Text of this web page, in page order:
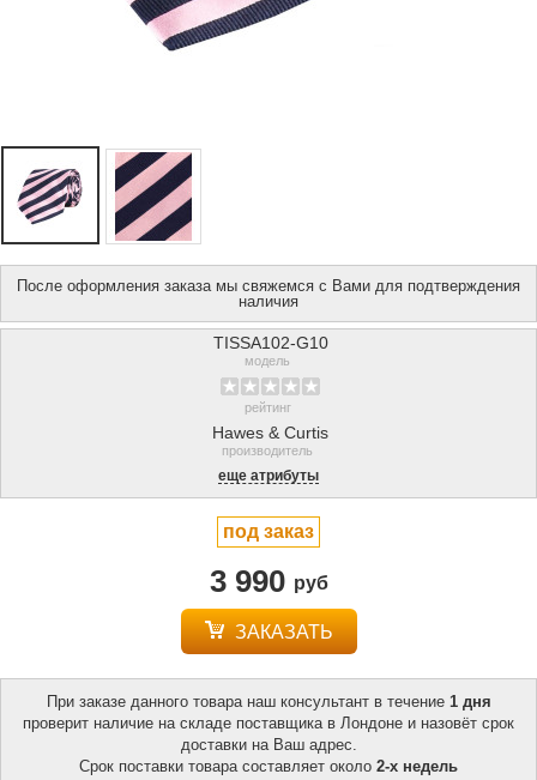
После оформления заказа мы свяжемся с Вами для подтверждения
наличия
TISSA102-G10
модель
рейтинг
Hawes & Curtis
производитель
еще атрибуты
под заказ
3 990 руб
ЗАКАЗАТЬ
При заказе данного товара наш консультант в течение 1 дня
проверит наличие на складе поставщика в Лондоне и назовёт срок
доставки на Ваш адрес.
Срок поставки товара составляет около 2-х недель